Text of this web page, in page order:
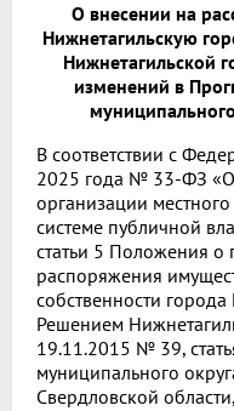
О внесении на
Нижнетагильскую
Нижнетагильской
изменений в
В соответствии с
2025 года № 33-ФЗ
организации
системе публичной
статьи 5 Положения о
распоряжения
собственности
Решением
19.11.2015 № 39,
муниципального
Свердловской области,